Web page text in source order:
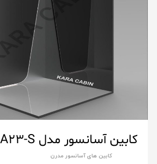
کابین آسانسور مدل KA23-S
کابین های آسانسور مدرن